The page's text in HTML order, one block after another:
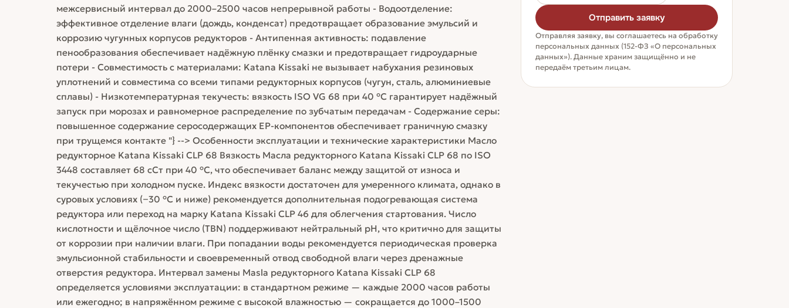
межсервисный интервал до 2000–2500 часов непрерывной работы - Водоотделение:
эффективное отделение влаги (дождь, конденсат) предотвращает образование эмульсий и
коррозию чугунных корпусов редукторов - Антипенная активность: подавление
пенообразования обеспечивает надёжную плёнку смазки и предотвращает гидроударные
потери - Совместимость с материалами: Katana Kissaki не вызывает набухания резиновых
уплотнений и совместима со всеми типами редукторных корпусов (чугун, сталь, алюминиевые
сплавы) - Низкотемпературная текучесть: вязкость ISO VG 68 при 40 °C гарантирует надёжный
запуск при морозах и равномерное распределение по зубчатым передачам - Содержание серы:
повышенное содержание серосодержащих EP-компонентов обеспечивает граничную смазку
при трущемся контакте "} --> Особенности эксплуатации и технические характеристики Масло
редукторное Katana Kissaki CLP 68 Вязкость Масла редукторного Katana Kissaki CLP 68 по ISO
3448 составляет 68 сСт при 40 °C, что обеспечивает баланс между защитой от износа и
текучестью при холодном пуске. Индекс вязкости достаточен для умеренного климата, однако в
суровых условиях (−30 °C и ниже) рекомендуется дополнительная подогревающая система
редуктора или переход на марку Katana Kissaki CLP 46 для облегчения стартования. Число
кислотности и щёлочное число (TBN) поддерживают нейтральный pH, что критично для защиты
от коррозии при наличии влаги. При попадании воды рекомендуется периодическая проверка
эмульсионной стабильности и своевременный отвод свободной влаги через дренажные
отверстия редуктора. Интервал замены Masla редукторного Katana Kissaki CLP 68
определяется условиями эксплуатации: в стандартном режиме — каждые 2000 часов работы
или ежегодно; в напряжённом режиме с высокой влажностью — сокращается до 1000–1500
Отправить заявку
Отправляя заявку, вы соглашаетесь на обработку
персональных данных (152-ФЗ «О персональных
данных»). Данные храним защищённо и не
передаём третьим лицам.